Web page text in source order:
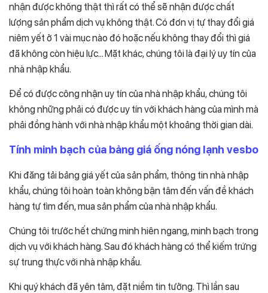
nhận được không thật thì rất có thể sẽ nhận được chất
lượng sản phẩm dịch vụ không thật. Có đơn vị tự thay đổi giá
niêm yết ở 1 vài mục nào đó hoặc nếu không thay đổi thì giá
đã không còn hiệu lực… Mặt khác, chúng tôi là đại lý uy tín của
nhà nhập khẩu.
Để có được công nhận uy tín của nhà nhập khẩu, chúng tôi
không những phải có được uy tín với khách hàng của mình mà
phải đồng hành với nhà nhập khẩu một khoảng thời gian dài.
Tính minh bạch của bảng giá ống nóng lạnh vesbo
Khi đăng tải bảng giá yết của sản phẩm, thông tin nhà nhập
khẩu, chúng tôi hoàn toàn không bận tâm đến vấn đề khách
hàng tự tìm đến, mua sản phẩm của nhà nhập khẩu.
Chúng tôi trước hết chứng minh hiên ngang, minh bạch trong
dịch vụ với khách hàng. Sau đó khách hàng có thể kiếm trứng
sự trung thực với nhà nhập khẩu.
Khi quý khách đã yên tâm, đặt niềm tin tưởng. Thì lần sau